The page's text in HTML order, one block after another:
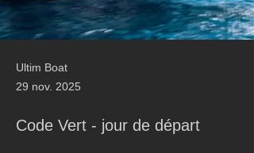
Ultim Boat
29 nov. 2025
Code Vert - jour de départ